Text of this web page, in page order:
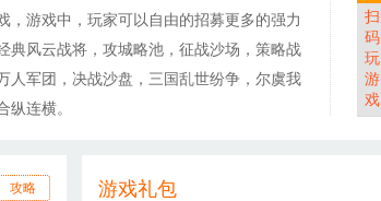
，游戏中，玩家可以自由的招募更多的强力
典风云战将，攻城略池，征战沙场，策略战
人军团，决战沙盘，三国乱世纷争，尔虞我
纵连横。
扫
码
玩
游
戏
攻略 游戏礼包